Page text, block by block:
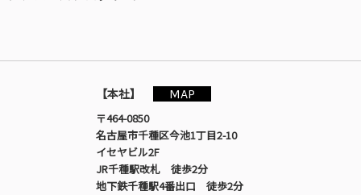
【本社】
MAP
〒464-0850
名古屋市千種区今池1丁目2-10
イセヤビル2F
JR千種駅改札 徒歩2分
地下鉄千種駅4番出口 徒歩2分